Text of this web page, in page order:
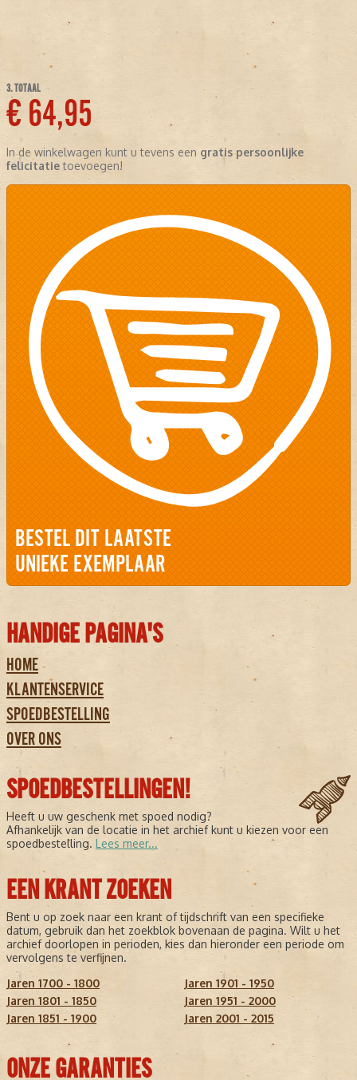
3. TOTAAL
€ 64,95
In de winkelwagen kunt u tevens een gratis persoonlijke
felicitatietoevoegen!
BESTEL DIT LAATSTE
UNIEKE EXEMPLAAR
HANDIGE PAGINA'S
HOME
KLANTENSERVICE
SPOEDBESTELLING
OVER ONS
SPOEDBESTELLINGEN!
Heeft u uw geschenk met spoed nodig?
Afhankelijk van de locatie in het archief kunt u kiezen voor een
spoedbestelling. Lees meer...
EEN KRANT ZOEKEN
Bent u op zoek naar een krant of tijdschrift van een specifieke
datum, gebruik dan het zoekblok bovenaan de pagina. Wilt u het
archief doorlopen in perioden, kies dan hieronder een periode om
vervolgens te verfijnen.
Jaren 1700 - 1800
Jaren 1801 - 1850
Jaren 1851 - 1900
Jaren 1901 - 1950
Jaren 1951 - 2000
Jaren 2001 - 2015
ONZE GARANTIES